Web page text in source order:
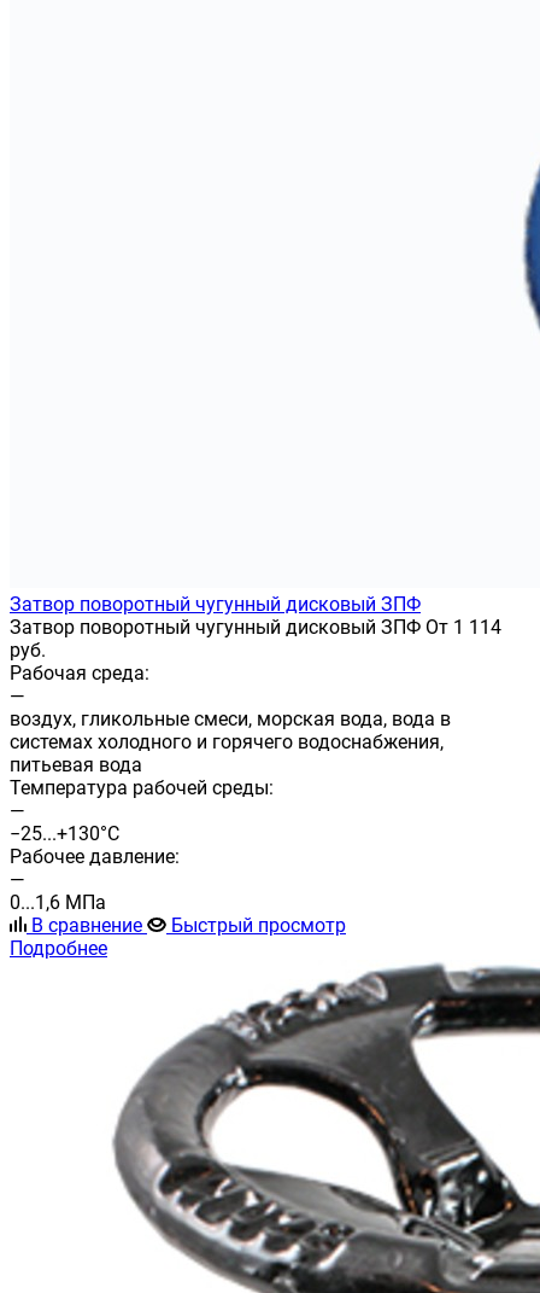
Затвор поворотный чугунный дисковый ЗПФ
Затвор поворотный чугунный дисковый ЗПФ От 1 114
руб.
Рабочая среда:
—
воздух, гликольные смеси, морская вода, вода в
системах холодного и горячего водоснабжения,
питьевая вода
Температура рабочей среды:
—
−25...+130°С
Рабочее давление:
—
0...1,6 МПа
В сравнение
Быстрый просмотр
Подробнее